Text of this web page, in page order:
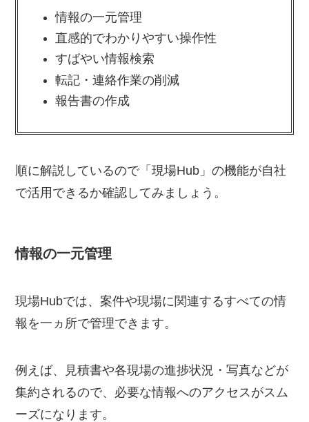
情報の一元管理
直感的でわかりやすい操作性
すばやい情報検索
転記・連絡作業の削減
報告書の作成
順に解説しているので「現場Hub」の機能が自社
で活用できるか確認してみましょう。
情報の一元管理
現場Hubでは、案件や現場に関連するすべての情
報を一ヵ所で管理できます。
例えば、見積書や各現場の進捗状況・写真などが
集約されるので、必要な情報へのアクセスがスム
ーズになります。